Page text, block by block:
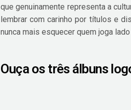
que genuinamente representa a
lembrar com carinho por títulos e
nunca mais esquecer quem joga
Ouça os três álbuns